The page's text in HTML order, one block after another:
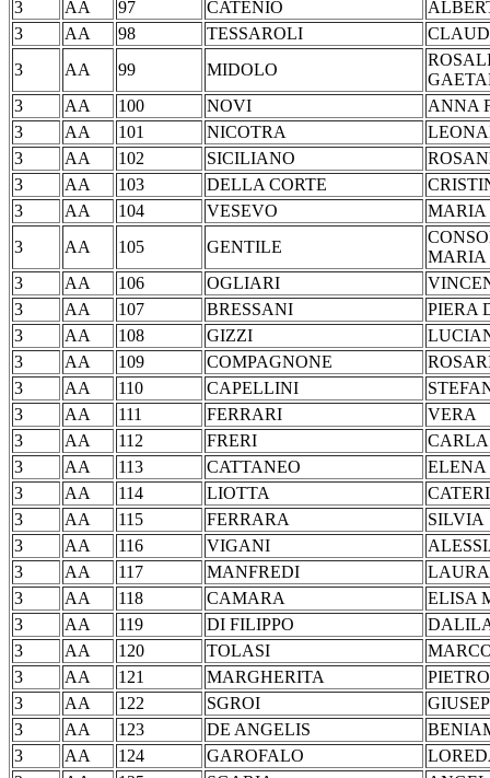
3
AA 97 CATENIO
3
AA 98 TESSAROLI
3
AA 99 MIDOLO
3
AA 100 NOVI
3
AA 101 NICOTRA
3
AA 102 SICILIANO
3
AA 103 DELLA CORTE
3
AA 104 VESEVO
3
AA 105 GENTILE
3
AA 106 OGLIARI
3
AA 107 BRESSANI
3
AA 108 GIZZI
3
AA 109 COMPAGNONE
3
AA 110 CAPELLINI
3
AA 111 FERRARI
3
AA 112 FRERI
3
AA 113 CATTANEO
3
AA 114 LIOTTA
3
AA 115 FERRARA
3
AA 116 VIGANI
3
AA 117 MANFREDI
3
AA 118 CAMARA
3
AA 119 DI FILIPPO
3
AA 120 TOLASI
3
AA 121 MARGHERITA
3
AA 122 SGROI
3
AA 123 DE ANGELIS
3
AA 124 GAROFALO